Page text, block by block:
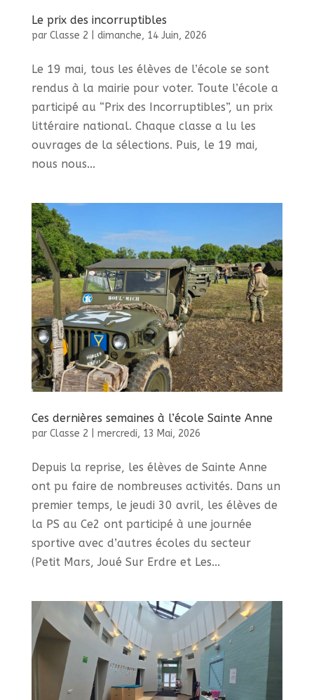
Le prix des incorruptibles
par Classe 2 dimanche, 14 Juin, 2026
Le 19 mai, tous les élèves de l’école se sont
rendus à la mairie pour voter. Toute l’école a
participé au “Prix des Incorruptibles”, un prix
littéraire national. Chaque classe a lu les
ouvrages de la sélections. Puis, le 19 mai,
nous nous...
Ces dernières semaines à l’école Sainte Anne
par Classe 2 mercredi, 13 Mai, 2026
Depuis la reprise, les élèves de Sainte Anne
ont pu faire de nombreuses activités. Dans un
premier temps, le jeudi 30 avril, les élèves de
la PS au Ce2 ont participé à une journée
sportive avec d’autres écoles du secteur
(Petit Mars, Joué Sur Erdre et Les...